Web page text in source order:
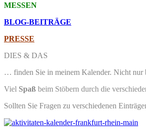
MESSEN
BLOG-BEITRÄGE
PRESSE
DIES & DAS
… finden Sie in meinem Kalender. Nicht nur
Viel Spaß beim Stöbern durch die
Sollten Sie Fragen zu verschiedenen